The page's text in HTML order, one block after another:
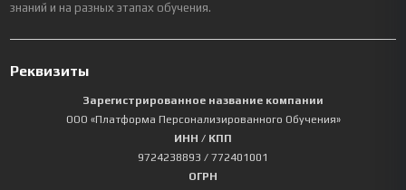
знаний и на разных этапах обучения.
Реквизиты
Зарегистрированное название компании
ООО «Платформа Персонализированного Обучения»
ИНН / КПП
9724238893 / 772401001
ОГРН